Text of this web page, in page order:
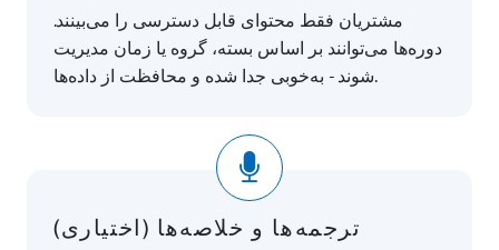
مشتریان فقط محتوای قابل دسترسی را می‌بینند.
دوره‌ها می‌توانند بر اساس بسته، گروه یا زمان مدیریت
شوند - به‌خوبی جدا شده و محافظت از داده‌ها.
ترجمه‌ها و خلاصه‌ها (اختیاری)